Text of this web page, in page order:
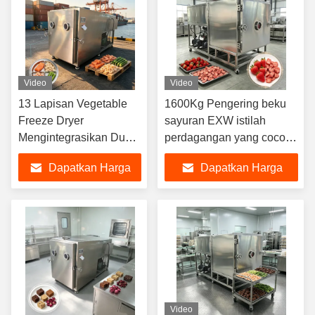
Video
13 Lapisan Vegetable
Freeze Dryer
Mengintegrasikan Dua
Tahap Rotary Vane
Vacuum Pump
Sempurna untuk
Penyimpanan Sayuran
jangka panjang
Dapatkan Harga
Video
1600Kg Pengering beku
sayuran EXW istilah
perdagangan yang cocok
untuk dehidrasi sayuran
industri dan aplikasi
konservasi
Dapatkan Harga
Video